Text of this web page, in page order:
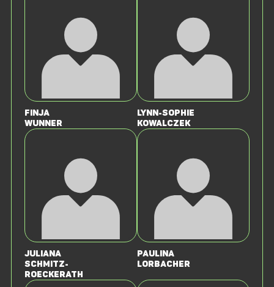
Finja
Wunner
Lynn-Sophie
Kowalczek
Juliana
Schmitz-
Roeckerath
Paulina
Lorbacher